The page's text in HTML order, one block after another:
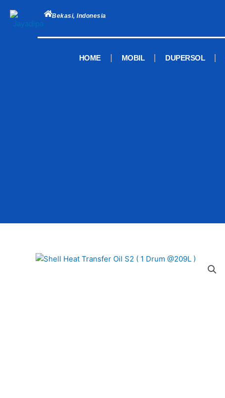
content
Bekasi, Indonesia
HOME MOBIL DUPERSOL